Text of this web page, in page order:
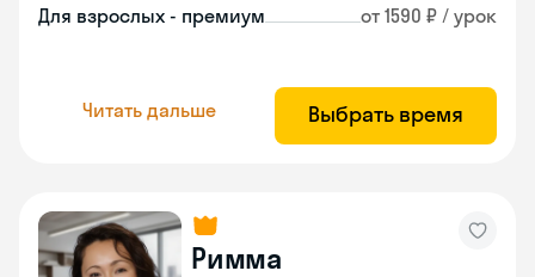
Для взрослых - премиум от 1590 ₽ / урок
Читать дальше Выбрать время
Римма